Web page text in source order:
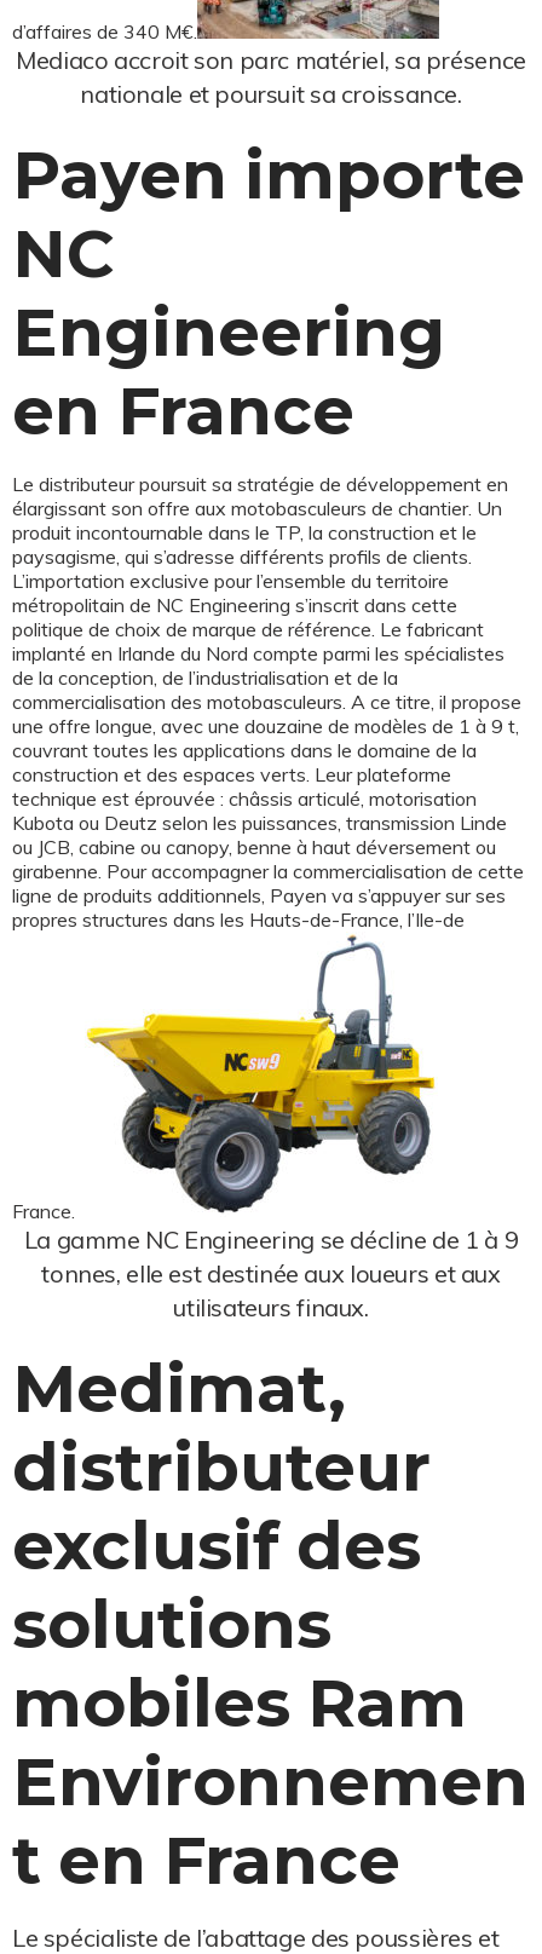
d’affaires de 340 M€.
Mediaco accroit son parc matériel, sa présence
nationale et poursuit sa croissance.
Payen importe
NC
Engineering
en France
Le distributeur poursuit sa stratégie de développement en
élargissant son offre aux motobasculeurs de chantier. Un
produit incontournable dans le TP, la construction et le
paysagisme, qui s’adresse différents profils de clients.
L’importation exclusive pour l’ensemble du territoire
métropolitain de NC Engineering s’inscrit dans cette
politique de choix de marque de référence. Le fabricant
implanté en Irlande du Nord compte parmi les spécialistes
de la conception, de l’industrialisation et de la
commercialisation des motobasculeurs. A ce titre, il propose
une offre longue, avec une douzaine de modèles de 1 à 9 t,
couvrant toutes les applications dans le domaine de la
construction et des espaces verts. Leur plateforme
technique est éprouvée : châssis articulé, motorisation
Kubota ou Deutz selon les puissances, transmission Linde
ou JCB, cabine ou canopy, benne à haut déversement ou
girabenne. Pour accompagner la commercialisation de cette
ligne de produits additionnels, Payen va s’appuyer sur ses
propres structures dans les Hauts-de-France, l’Ile-de
France.
La gamme NC Engineering se décline de 1 à 9
tonnes, elle est destinée aux loueurs et aux
utilisateurs finaux.
Medimat,
distributeur
exclusif des
solutions
mobiles Ram
Environnemen
t en France
Le spécialiste de l’abattage des poussières et